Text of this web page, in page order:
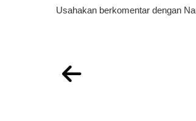
Usahakan berkomentar dengan